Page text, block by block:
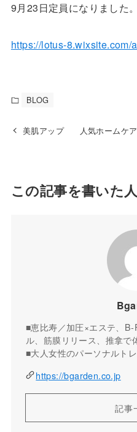
9月23日定員になりました。
https://lotus-8.wixsite.com/
BLOG
美肌アップ 人気ホームケ
この記事を書いた人
■恵比寿／加圧×エステ、
ル、筋膜リリース、推拿で
■大人女性のパーソナルト
https://bgarden.co.jp
記事